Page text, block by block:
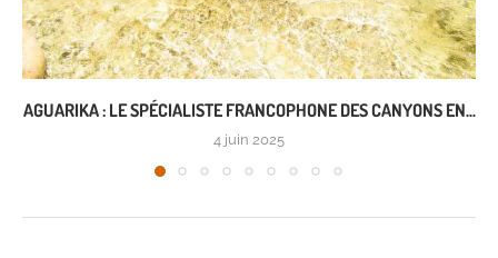
AGUARIKA : LE SPÉCIALISTE FRANCOPHONE DES CANYONS EN...
4 juin 2025